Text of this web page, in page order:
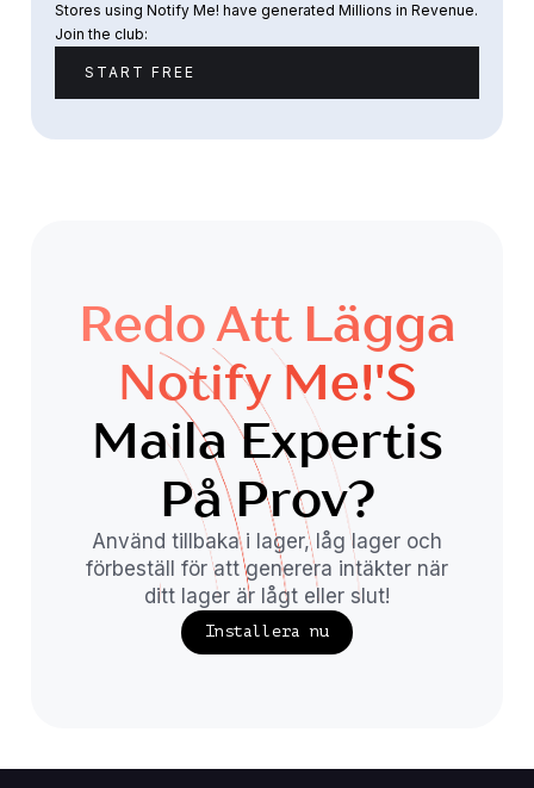
Stores using Notify Me! have generated Millions in Revenue.
Join the club:
START FREE
Redo Att Lägga
Notify Me!'s
Maila Expertis
På Prov?
Använd tillbaka i lager, låg lager och
förbeställ för att generera intäkter när
ditt lager är lågt eller slut!
Installera nu